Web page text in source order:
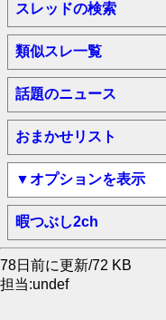
スレッドの検索
類似スレ一覧
話題のニュース
おまかせリスト
▼オプションを表示
暇つぶし2ch
78日前に更新/72 KB
担当:undef